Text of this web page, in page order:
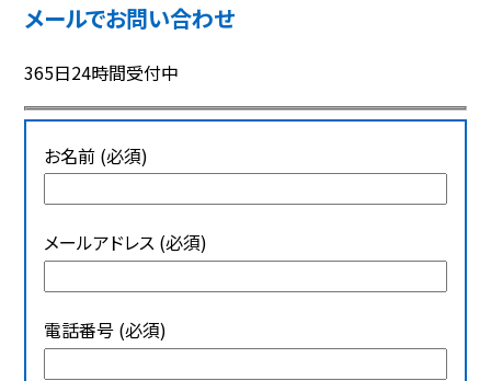
メールでお問い合わせ
365日24時間受付中
お名前 (必須)
メールアドレス (必須)
電話番号 (必須)